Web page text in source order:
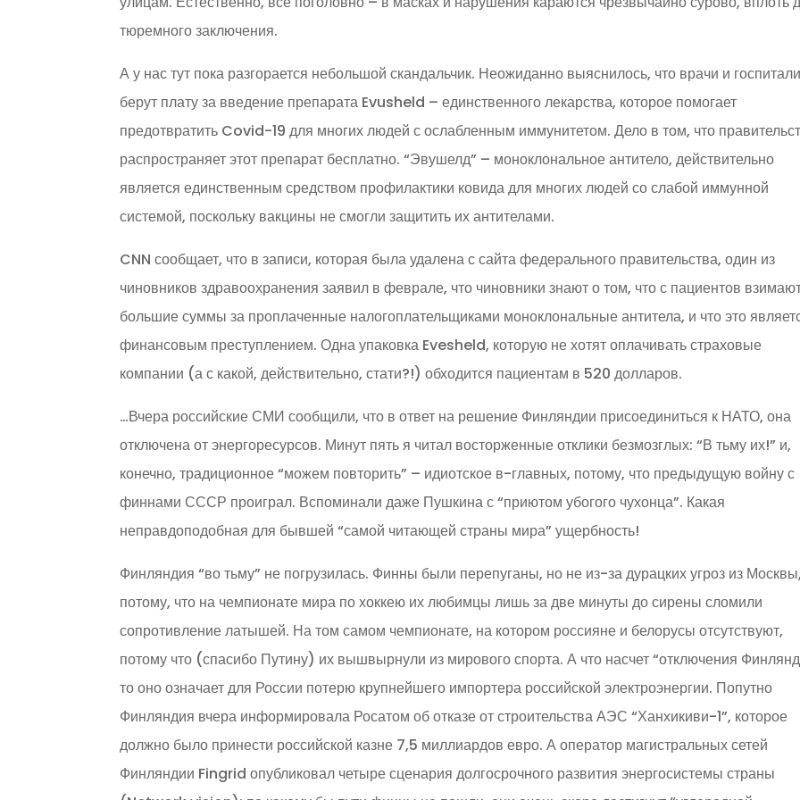
тюремного заключения.
А у нас тут пока разгорается небольшой скандальчик. Неожиданно выяснилось, что врачи и госпитали
берут плату за введение препарата Evusheld – единственного лекарства, которое помогает
предотвратить Covid-19 для многих людей с ослабленным иммунитетом. Дело в том, что
распространяет этот препарат бесплатно. “Эвушелд” – моноклональное антитело, действительно
является единственным средством профилактики ковида для многих людей со слабой иммунной
системой, поскольку вакцины не смогли защитить их антителами.
CNN сообщает, что в записи, которая была удалена с сайта федерального правительства, один из
чиновников здравоохранения заявил в феврале, что чиновники знают о том, что с пациентов
большие суммы за проплаченные налогоплательщиками моноклональные антитела, и что это
финансовым преступлением. Одна упаковка Evesheld, которую не хотят оплачивать страховые
компании (а с какой, действительно, стати?!) обходится пациентам в 520 долларов.
…Вчера российские СМИ сообщили, что в ответ на решение Финляндии присоединиться к НАТО, она
отключена от энергоресурсов. Минут пять я читал восторженные отклики безмозглых: “В тьму их!” и,
конечно, традиционное “можем повторить” – идиотское в-главных, потому, что предыдущую войну с
финнами СССР проиграл. Вспоминали даже Пушкина с “приютом убогого чухонца”. Какая
неправдоподобная для бывшей “самой читающей страны мира” ущербность!
Финляндия “во тьму” не погрузилась. Финны были перепуганы, но не из-за дурацких угроз из
потому, что на чемпионате мира по хоккею их любимцы лишь за две минуты до сирены сломили
сопротивление латышей. На том самом чемпионате, на котором россияне и белорусы отсутствуют,
потому что (спасибо Путину) их вышвырнули из мирового спорта. А что насчет “отключения
то оно означает для России потерю крупнейшего импортера российской электроэнергии. Попутно
Финляндия вчера информировала Росатом об отказе от строительства АЭС “Ханхикиви-1”, которое
должно было принести российской казне 7,5 миллиардов евро. А оператор магистральных сетей
Финляндии Fingrid опубликовал четыре сценария долгосрочного развития энергосистемы страны